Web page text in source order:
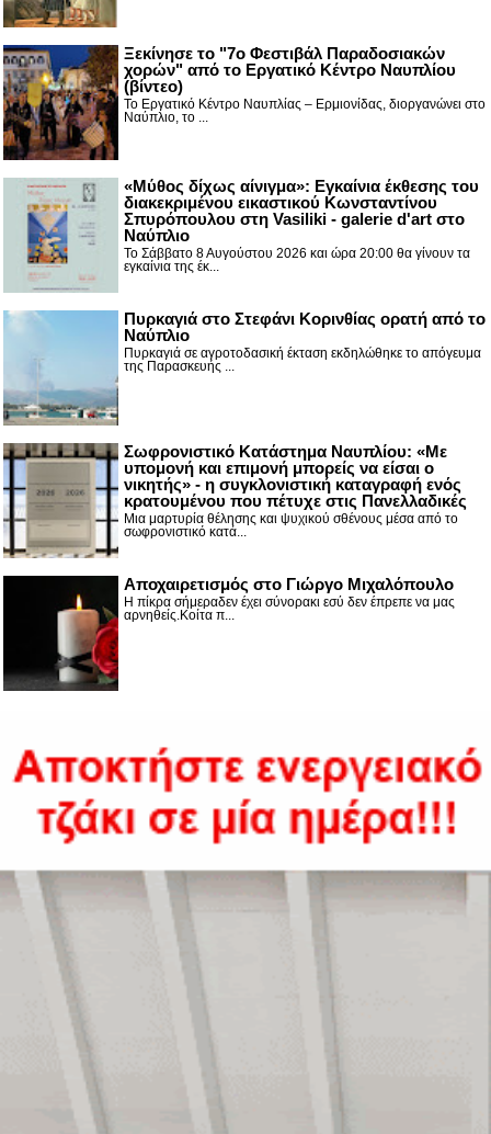
Ξεκίνησε το "7ο Φεστιβάλ Παραδοσιακών
χορών" από το Εργατικό Κέντρο Ναυπλίου
(βίντεο)
Το Εργατικό Κέντρο Ναυπλίας – Ερμιονίδας, διοργανώνει στο
Ναύπλιο, το ...
«Μύθος δίχως αίνιγμα»: Εγκαίνια έκθεσης του
διακεκριμένου εικαστικού Κωνσταντίνου
Σπυρόπουλου στη Vasiliki - galerie d'art στο
Ναύπλιο
Το Σάββατο 8 Αυγούστου 2026 και ώρα 20:00 θα γίνουν τα
εγκαίνια της έκ...
Πυρκαγιά στο Στεφάνι Κορινθίας ορατή από το
Ναύπλιο
Πυρκαγιά σε αγροτοδασική έκταση εκδηλώθηκε το απόγευμα
της Παρασκευής ...
Σωφρονιστικό Κατάστημα Ναυπλίου: «Με
υπομονή και επιμονή μπορείς να είσαι ο
νικητής» - η συγκλονιστική καταγραφή ενός
κρατουμένου που πέτυχε στις Πανελλαδικές
Μια μαρτυρία θέλησης και ψυχικού σθένους μέσα από το
σωφρονιστικό κατά...
Αποχαιρετισμός στο Γιώργο Μιχαλόπουλο
Η πίκρα σήμεραδεν έχει σύνορακι εσύ δεν έπρεπε να μας
αρνηθείς.Κοίτα π...